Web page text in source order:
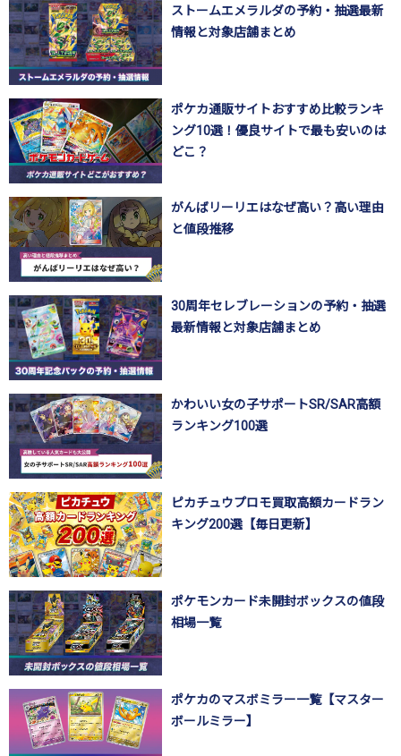
ストームエメラルダの予約・抽選最新
情報と対象店舗まとめ
ポケカ通販サイトおすすめ比較ランキ
ング10選！優良サイトで最も安いのは
どこ？
がんばリーリエはなぜ高い？高い理由
と値段推移
30周年セレブレーションの予約・抽選
最新情報と対象店舗まとめ
かわいい女の子サポートSR/SAR高額
ランキング100選
ピカチュウプロモ買取高額カードラン
キング200選【毎日更新】
ポケモンカード未開封ボックスの値段
相場一覧
ポケカのマスボミラー一覧【マスター
ボールミラー】